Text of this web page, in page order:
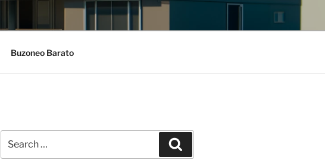
Buzoneo Barato
for: